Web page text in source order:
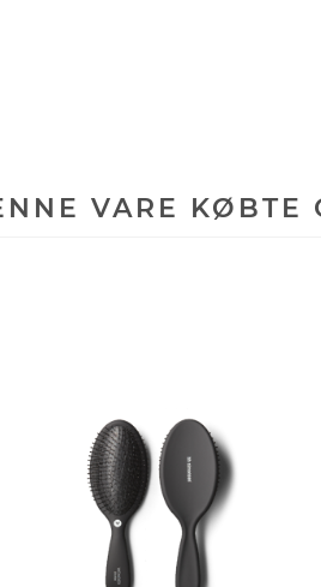
VARE KØBTE